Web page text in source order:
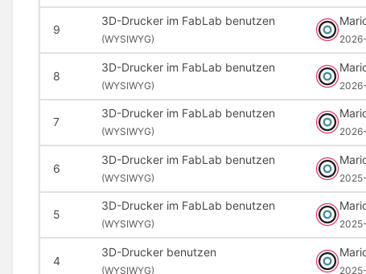
9
3D-Drucker im FabLab benutzen
(WYSIWYG)
8
3D-Drucker im FabLab benutzen
(WYSIWYG)
7
3D-Drucker im FabLab benutzen
(WYSIWYG)
6
3D-Drucker im FabLab benutzen
(WYSIWYG)
5
3D-Drucker im FabLab benutzen
(WYSIWYG)
4
3D-Drucker benutzen
(WYSIWYG)